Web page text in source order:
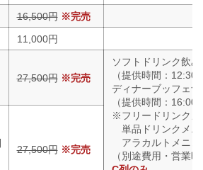
16,500円 ※完売
11,000円
27,500円 ※完売
ソフトドリンク飲み
（提供時間：12:30
ディナーブッフェ食
（提供時間：16:00
※フリードリンクメ
単品ドリンクメニ
アラカルトメニュ
（別途費用・営業
27,500円 ※完売